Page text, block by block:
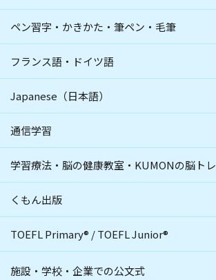
ペン習字・かきかた・筆ペン・毛筆
フランス語・ドイツ語
Japanese（日本語）
通信学習
学習療法・脳の健康教室・KUMONの脳トレ
くもん出版
TOEFL Primary® /TOEFL Junior®
施設・学校・企業での公文式